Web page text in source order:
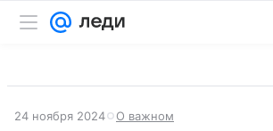
24 ноября 2024 О важном